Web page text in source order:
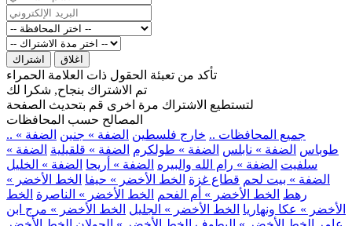
اشتراك اغلاق
تأكد من تعبئة الحقول ذات العلامة الحمراء
تم الاشتراك بنجاح, شكرا لك
لتستطيع الاشتراك مرة اخرى قم بتحديث الصفحة
المصالح حسب المحافظات
.. جميع المحافظات .. خارج فلسطين الضفة » جنين الضفة »
طوباس الضفة » نابلس الضفة » طولكرم الضفة » قلقيلية الضفة »
سلفيت الضفة » رام الله والبيره الضفة » أريحا الضفة » الخليل
الضفة » بيت لحم قطاع غزة الخط الأخضر » حيفا الخط الأخضر »
رهط الخط الأخضر » أم الفحم الخط الأخضر » الناصرة الخط
الأخضر » عكا ونهاريا الخط الأخضر » الجليل الخط الأخضر » مرج ابن